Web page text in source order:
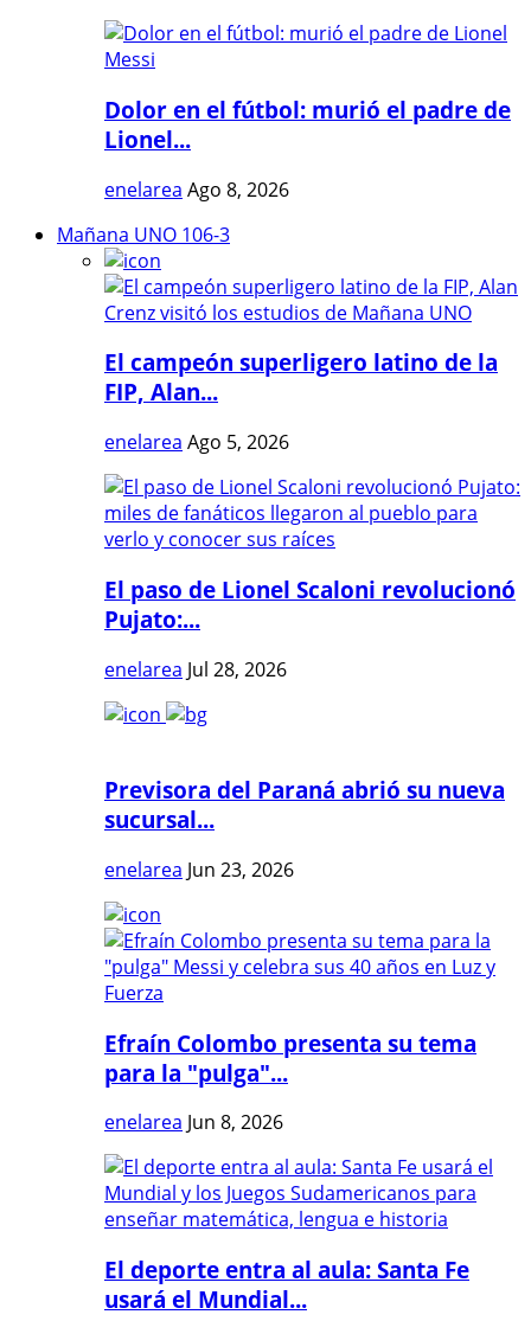
Dolor en el fútbol: murió el padre de
Lionel...
enelarea Ago 8, 2026
Mañana UNO 106-3
El campeón superligero latino de la
FIP, Alan...
enelarea Ago 5, 2026
El paso de Lionel Scaloni revolucionó
Pujato:...
enelarea Jul 28, 2026
Previsora del Paraná abrió su nueva
sucursal...
enelarea Jun 23, 2026
Efraín Colombo presenta su tema
para la "pulga"...
enelarea Jun 8, 2026
El deporte entra al aula: Santa Fe
usará el Mundial...